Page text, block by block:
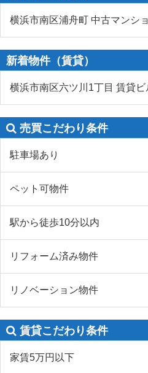
横浜市南区浦舟町 中古マンシ
新着物件（賃貸）
横浜市南区六ツ川1丁目 賃貸ビ
売買こだわり条件
駐車場あり
ペット可物件
駅から徒歩10分以内
リフォーム済み物件
リノベーション物件
賃貸こだわり条件
家賃5万円以下